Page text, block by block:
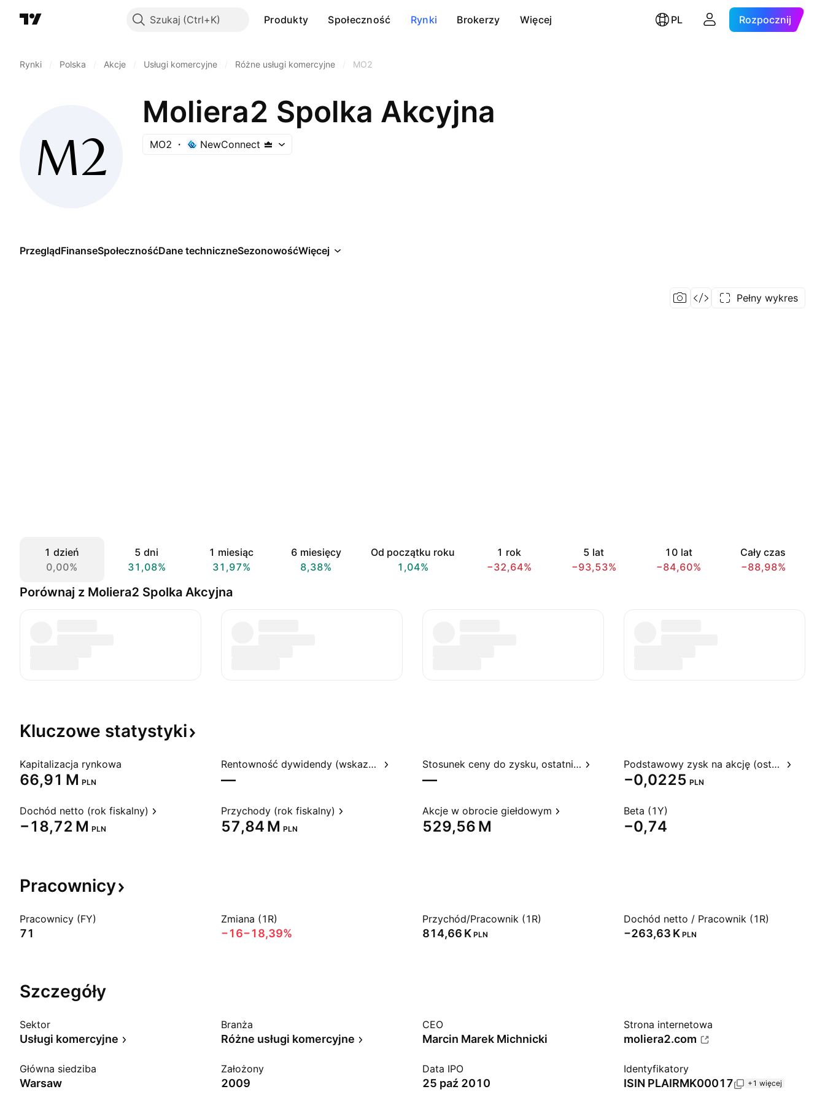
Szukaj Produkty Społeczność Rynki Brokerzy Więcej PL Rozpocznij
Rynki Polska Akcje Usługi komercyjne Różne usługi komercyjne MO2
Moliera2 Spolka Akcyjna
MO2 NewConnect
PrzeglądFinanseSpołecznośćDane techniczneSezonowośćWięcej
Pełny wykres
1 dzień
0,00%
5 dni
31,08%
1 miesiąc
31,97%
6 miesięcy
8,38%
Od początku roku
1,04%
1 rok
−32,64%
5 lat
−93,53%
10 lat
−84,60%
Cały czas
−88,98%
Porównaj z Moliera2 Spolka Akcyjna
Kluczowe statystyki
Kapitalizacja rynkowa
‪66,91 M‬ PLN
Rentowność dywidendy (wskazywana)
—
Stosunek ceny do zysku, ostatnie 12 miesięcy
—
Podstawowy zysk na akcję (ostatnie 12 miesięcy)
−0,0225 PLN
Dochód netto (rok fiskalny)
‪−18,72 M‬ PLN
Przychody (rok fiskalny)
‪57,84 M‬ PLN
Akcje w obrocie giełdowym
‪529,56 M‬
Beta (1Y)
−0,74
Pracownicy
Pracownicy (FY)
71
Zmiana (1R)
−16−18,39%
Przychód/Pracownik (1R)
‪814,66 K‬ PLN
Dochód netto / Pracownik (1R)
‪−263,63 K‬ PLN
Szczegóły
Sektor
Usługi komercyjne
Branża
Różne usługi komercyjne
CEO
Marcin Marek Michnicki
Strona internetowa
moliera2.com
Główna siedziba
Warsaw
Założony
2009
Data IPO
25 paź 2010
Identyfikatory
ISIN PLAIRMK00017 +1 więcej